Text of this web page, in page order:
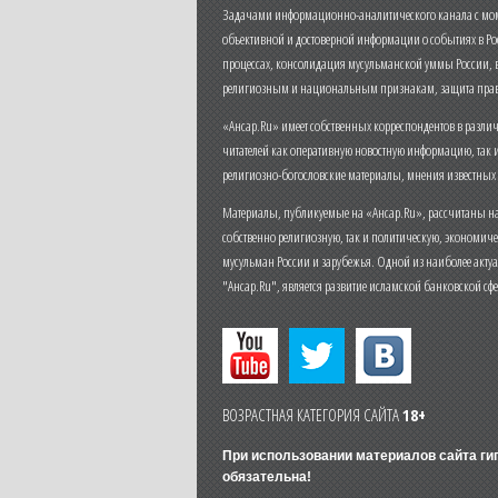
Задачами информационно-аналитического канала с
объективной и достоверной информации о событиях в
процессах, консолидация мусульманской уммы
религиозным и национальным признакам, защита
«Ансар.Ru» имеет собственных корреспондентов в
читателей как оперативную новостную информацию, так
религиозно-богословские материалы, мнения
Материалы, публикуемые на «Ансар.Ru», рассчитаны
собственно религиозную, так и политическую,
мусульман России и зарубежья. Одной из наиболее
"Ансар.Ru", является развитие исламской банковской
ВОЗРАСТНАЯ КАТЕГОРИЯ САЙТА18+
При использовании материалов сайта
обязательна!